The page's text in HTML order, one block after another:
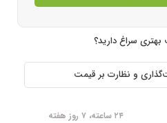
سراغ دارید؟
و نظارت بر قیمت
۲۴ ساعته، ۷ روز هفته